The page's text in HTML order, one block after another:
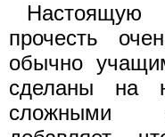
прочесть
обычно
сделаны на
сложными